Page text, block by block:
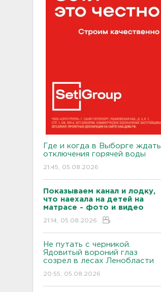
Где и когда в Выборге ждать
отключения горячей воды
21:45, 05.08.2026
Показываем канал и лодку,
что наехала на детей на
матрасе - фото и видео
21:14, 05.08.2026
Не путать с черникой.
Ядовитый вороний глаз
созрел в лесах Ленобласти
20:55, 05.08.2026